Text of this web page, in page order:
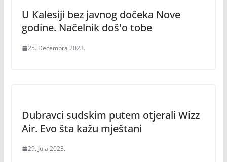
U Kalesiji bez javnog dočeka Nove
godine. Načelnik doš'o tobe
25. Decembra 2023.
Dubravci sudskim putem otjerali Wizz
Air. Evo šta kažu mještani
29. Jula 2023.